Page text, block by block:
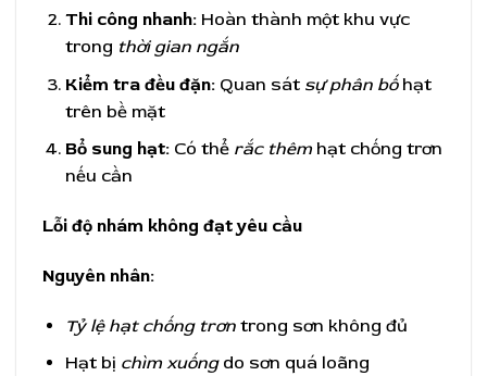
Thi công nhanh:Hoàn thành một khu vực
trong thời gian ngắn
Kiểm tra đều đặn:Quan sát sự phân bốhạt
trên bề mặt
Bổ sung hạt:Có thể rắc thêmhạt chống trơn
nếu cần
Lỗi độ nhám không đạt yêu cầu
Nguyên nhân:
Tỷ lệ hạt chống trơntrong sơn không đủ
Hạt bị chìm xuốngdo sơn quá loãng